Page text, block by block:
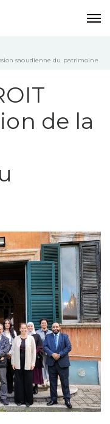
saoudienne du patrimoine
de la